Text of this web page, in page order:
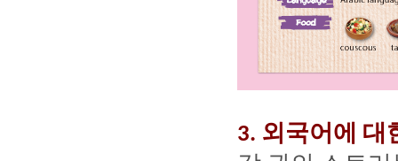
3. 외국어에 대